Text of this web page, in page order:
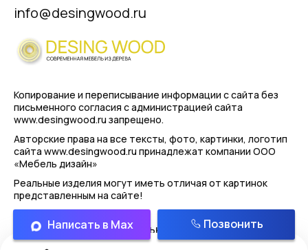
info@desingwood.ru
Копирование и переписывание информации с сайта без
письменного согласия с администрацией сайта
www.desingwood.ru запрещено.
Авторские права на все тексты, фото, картинки, логотип
сайта www.desingwood.ru принадлежат компании ООО
«Мебель дизайн»
Реальные изделия могут иметь отличая от картинок
представленным на сайте!
Политика конфиденциальности
Написать в Max Позвонить